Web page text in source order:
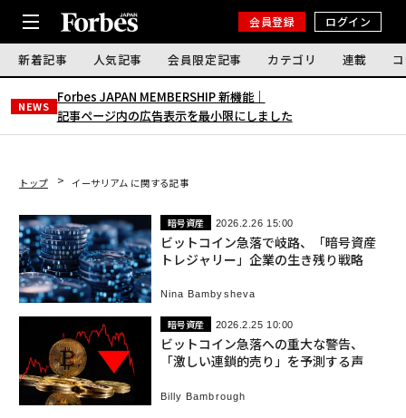
会員登録 ログイン
新着記事 人気記事 会員限定記事 カテゴリ 連載
NEWS
Forbes JAPAN MEMBERSHIP 新機能｜
記事ページ内の広告表示を最小限にしました
トップ イーサリアム に関する記事
暗号資産 2026.2.26 15:00
ビットコイン急落で岐路、「暗号資産
トレジャリー」企業の生き残り戦略
Nina Bambysheva
暗号資産 2026.2.25 10:00
ビットコイン急落への重大な警告、
「激しい連鎖的売り」を予測する声
Billy Bambrough